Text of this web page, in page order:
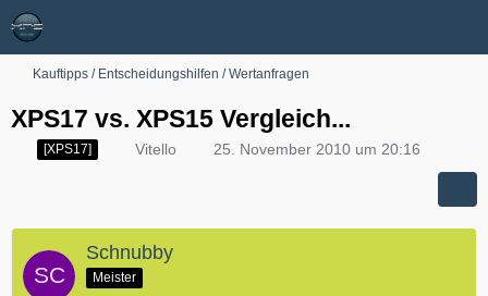
Kauftipps / Entscheidungshilfen / Wertanfragen
XPS17 vs. XPS15 Vergleich...
[XPS17] Vitello 25. November 2010 um 20:16
Schnubby
Meister